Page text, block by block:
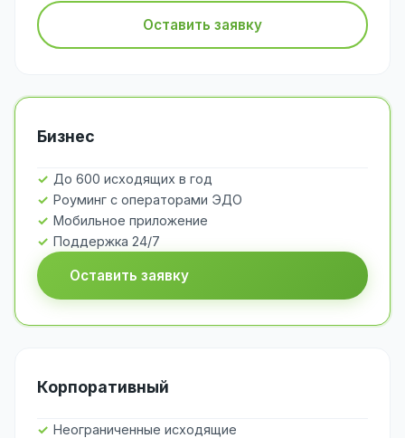
Оставить заявку
Бизнес
До 600 исходящих в год
Роуминг с операторами ЭДО
Мобильное приложение
Поддержка 24/7
Оставить заявку
Корпоративный
Неограниченные исходящие